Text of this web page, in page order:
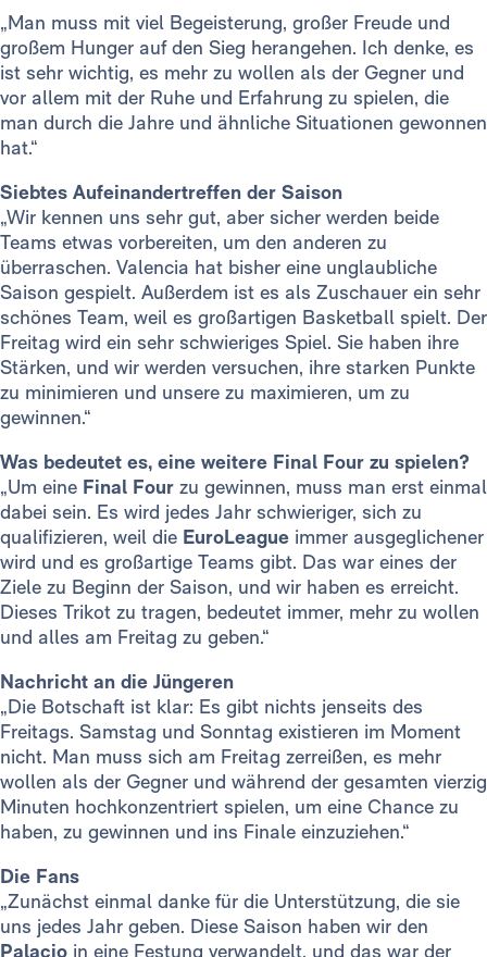
„Man muss mit viel Begeisterung, großer Freude und
großem Hunger auf den Sieg herangehen. Ich denke, es
ist sehr wichtig, es mehr zu wollen als der Gegner und
vor allem mit der Ruhe und Erfahrung zu spielen, die
man durch die Jahre und ähnliche Situationen gewonnen
hat.“
Siebtes Aufeinandertreffen der Saison
„Wir kennen uns sehr gut, aber sicher werden beide
Teams etwas vorbereiten, um den anderen zu
überraschen. Valencia hat bisher eine unglaubliche
Saison gespielt. Außerdem ist es als Zuschauer ein sehr
schönes Team, weil es großartigen Basketball spielt. Der
Freitag wird ein sehr schwieriges Spiel. Sie haben ihre
Stärken, und wir werden versuchen, ihre starken Punkte
zu minimieren und unsere zu maximieren, um zu
gewinnen.“
Was bedeutet es, eine weitere Final Four zu spielen?
„Um eine Final Four zu gewinnen, muss man erst einmal
dabei sein. Es wird jedes Jahr schwieriger, sich zu
qualifizieren, weil die EuroLeague immer ausgeglichener
wird und es großartige Teams gibt. Das war eines der
Ziele zu Beginn der Saison, und wir haben es erreicht.
Dieses Trikot zu tragen, bedeutet immer, mehr zu wollen
und alles am Freitag zu geben.“
Nachricht an die Jüngeren
„Die Botschaft ist klar: Es gibt nichts jenseits des
Freitags. Samstag und Sonntag existieren im Moment
nicht. Man muss sich am Freitag zerreißen, es mehr
wollen als der Gegner und während der gesamten vierzig
Minuten hochkonzentriert spielen, um eine Chance zu
haben, zu gewinnen und ins Finale einzuziehen.“
Die Fans
„Zunächst einmal danke für die Unterstützung, die sie
uns jedes Jahr geben. Diese Saison haben wir den
Palacio in eine Festung verwandelt, und das war der